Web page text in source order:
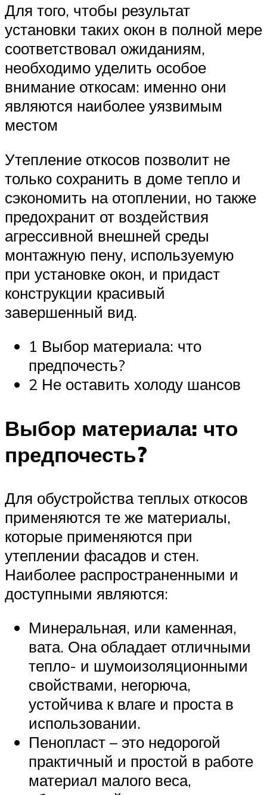
Для того, чтобы результат
установки таких окон в полной мере
соответствовал ожиданиям,
необходимо уделить особое
внимание откосам: именно они
являются наиболее уязвимым
местом
Утепление откосов позволит не
только сохранить в доме тепло и
сэкономить на отоплении, но также
предохранит от воздействия
агрессивной внешней среды
монтажную пену, используемую
при установке окон, и придаст
конструкции красивый
завершенный вид.
1 Выбор материала: что
предпочесть?
2 Не оставить холоду шансов
Выбор материала: что
предпочесть?
Для обустройства теплых откосов
применяются те же материалы,
которые применяются при
утеплении фасадов и стен.
Наиболее распространенными и
доступными являются:
Минеральная, или каменная,
вата. Она обладает отличными
тепло- и шумоизоляционными
свойствами, негорюча,
устойчива к влаге и проста в
использовании.
Пенопласт – это недорогой
практичный и простой в работе
материал малого веса,